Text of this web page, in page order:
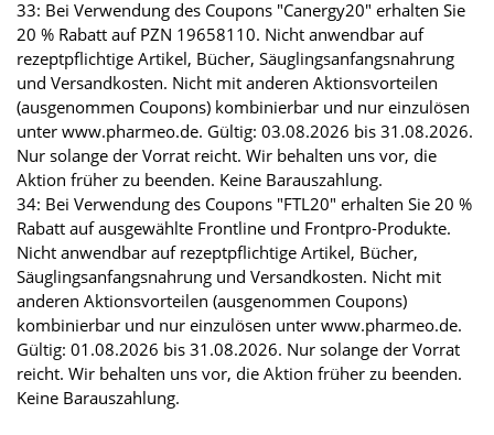
33: Bei Verwendung des Coupons "Canergy20" erhalten Sie
20 % Rabatt auf PZN 19658110. Nicht anwendbar auf
rezeptpflichtige Artikel, Bücher, Säuglingsanfangsnahrung
und Versandkosten. Nicht mit anderen Aktionsvorteilen
(ausgenommen Coupons) kombinierbar und nur einzulösen
unter www.pharmeo.de. Gültig: 03.08.2026 bis 31.08.2026.
Nur solange der Vorrat reicht. Wir behalten uns vor, die
Aktion früher zu beenden. Keine Barauszahlung.
34: Bei Verwendung des Coupons "FTL20" erhalten Sie 20 %
Rabatt auf ausgewählte Frontline und Frontpro-Produkte.
Nicht anwendbar auf rezeptpflichtige Artikel, Bücher,
Säuglingsanfangsnahrung und Versandkosten. Nicht mit
anderen Aktionsvorteilen (ausgenommen Coupons)
kombinierbar und nur einzulösen unter www.pharmeo.de.
Gültig: 01.08.2026 bis 31.08.2026. Nur solange der Vorrat
reicht. Wir behalten uns vor, die Aktion früher zu beenden.
Keine Barauszahlung.